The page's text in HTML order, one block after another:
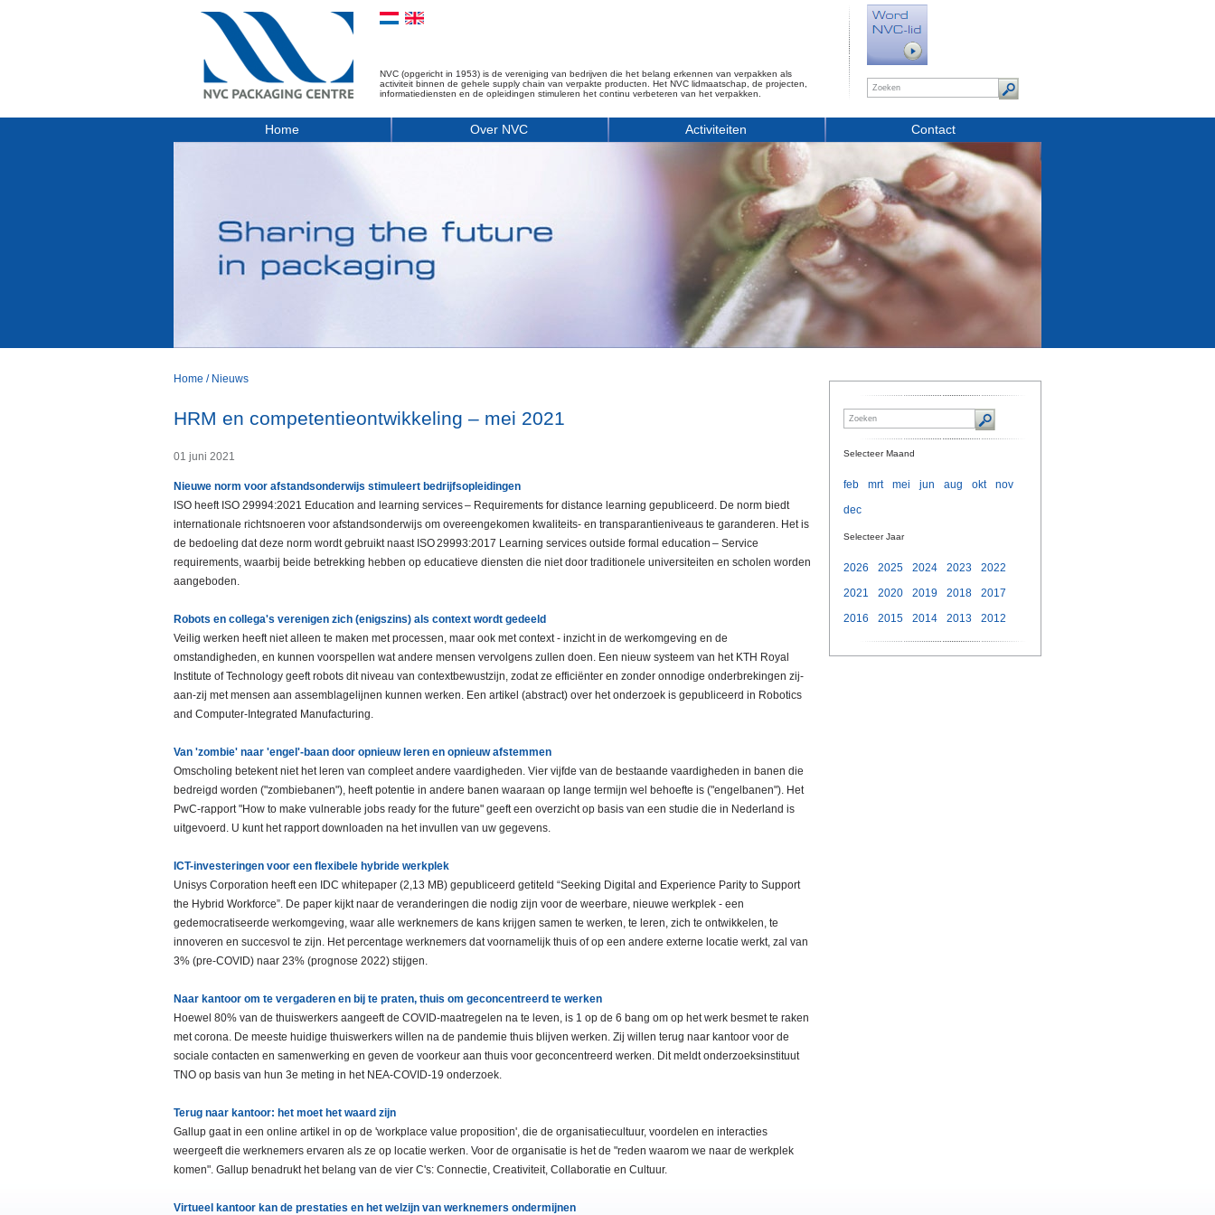
NVC (opgericht in 1953) is de vereniging van bedrijven die het belang erkennen van verpakken als
activiteit binnen de gehele supply chain van verpakte producten. Het NVC lidmaatschap, de projecten,
informatiediensten en de opleidingen stimuleren het continu verbeteren van het verpakken.
Home Over NVC Activiteiten Contact
Home / Nieuws
HRM en competentieontwikkeling – mei 2021
01 juni 2021
Nieuwe norm voor afstandsonderwijs stimuleert bedrijfsopleidingen
ISO heeft ISO 29994:2021 Education and learning services – Requirements for distance learning gepubliceerd. De norm biedt
internationale richtsnoeren voor afstandsonderwijs om overeengekomen kwaliteits- en transparantieniveaus te garanderen. Het is
de bedoeling dat deze norm wordt gebruikt naast ISO 29993:2017 Learning services outside formal education – Service
requirements, waarbij beide betrekking hebben op educatieve diensten die niet door traditionele universiteiten en scholen worden
aangeboden.
Robots en collega's verenigen zich (enigszins) als context wordt gedeeld
Veilig werken heeft niet alleen te maken met processen, maar ook met context - inzicht in de werkomgeving en de
omstandigheden, en kunnen voorspellen wat andere mensen vervolgens zullen doen. Een nieuw systeem van het KTH Royal
Institute of Technology geeft robots dit niveau van contextbewustzijn, zodat ze efficiënter en zonder onnodige onderbrekingen zij-
aan-zij met mensen aan assemblagelijnen kunnen werken. Een artikel (abstract) over het onderzoek is gepubliceerd in Robotics
and Computer-Integrated Manufacturing.
Van 'zombie' naar 'engel'-baan door opnieuw leren en opnieuw afstemmen
Omscholing betekent niet het leren van compleet andere vaardigheden. Vier vijfde van de bestaande vaardigheden in banen die
bedreigd worden ("zombiebanen"), heeft potentie in andere banen waaraan op lange termijn wel behoefte is ("engelbanen"). Het
PwC-rapport "How to make vulnerable jobs ready for the future" geeft een overzicht op basis van een studie die in Nederland is
uitgevoerd. U kunt het rapport downloaden na het invullen van uw gegevens.
ICT-investeringen voor een flexibele hybride werkplek
Unisys Corporation heeft een IDC whitepaper (2,13 MB) gepubliceerd getiteld “Seeking Digital and Experience Parity to Support
the Hybrid Workforce”. De paper kijkt naar de veranderingen die nodig zijn voor de weerbare, nieuwe werkplek - een
gedemocratiseerde werkomgeving, waar alle werknemers de kans krijgen samen te werken, te leren, zich te ontwikkelen, te
innoveren en succesvol te zijn. Het percentage werknemers dat voornamelijk thuis of op een andere externe locatie werkt, zal van
3% (pre-COVID) naar 23% (prognose 2022) stijgen.
Naar kantoor om te vergaderen en bij te praten, thuis om geconcentreerd te werken
Hoewel 80% van de thuiswerkers aangeeft de COVID-maatregelen na te leven, is 1 op de 6 bang om op het werk besmet te raken
met corona. De meeste huidige thuiswerkers willen na de pandemie thuis blijven werken. Zij willen terug naar kantoor voor de
sociale contacten en samenwerking en geven de voorkeur aan thuis voor geconcentreerd werken. Dit meldt onderzoeksinstituut
TNO op basis van hun 3e meting in het NEA-COVID-19 onderzoek.
Terug naar kantoor: het moet het waard zijn
Gallup gaat in een online artikel in op de 'workplace value proposition', die de organisatiecultuur, voordelen en interacties
weergeeft die werknemers ervaren als ze op locatie werken. Voor de organisatie is het de "reden waarom we naar de werkplek
komen". Gallup benadrukt het belang van de vier C's: Connectie, Creativiteit, Collaboratie en Cultuur.
Virtueel kantoor kan de prestaties en het welzijn van werknemers ondermijnen
Selecteer Maand
feb mrt mei jun aug okt
nov
dec
Selecteer Jaar
2026 2025 2024 2023
2022
2021
2020 2019 2018
2017
2016
2015 2014 2013 2012